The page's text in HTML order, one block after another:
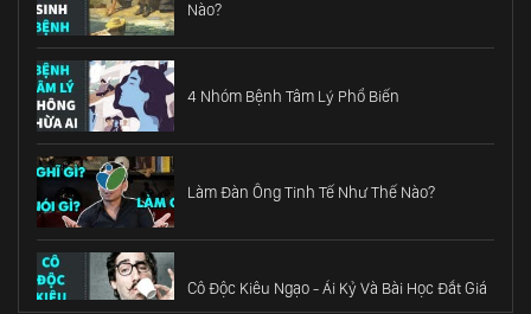
Nào?
4 Nhóm Bệnh Tâm Lý Phổ Biến
Làm Đàn Ông Tinh Tế Như Thế Nào?
Cô Độc Kiêu Ngạo - Ái Kỷ Và Bài Học Đắt Giá